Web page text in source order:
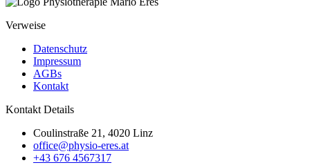
Verweise
Datenschutz
Impressum
AGBs
Kontakt
Kontakt Details
Coulinstraße 21, 4020 Linz
office@physio-eres.at
+43 676 4567317